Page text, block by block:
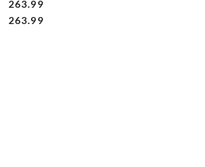
Cena:
263.99
Cena:
263.99